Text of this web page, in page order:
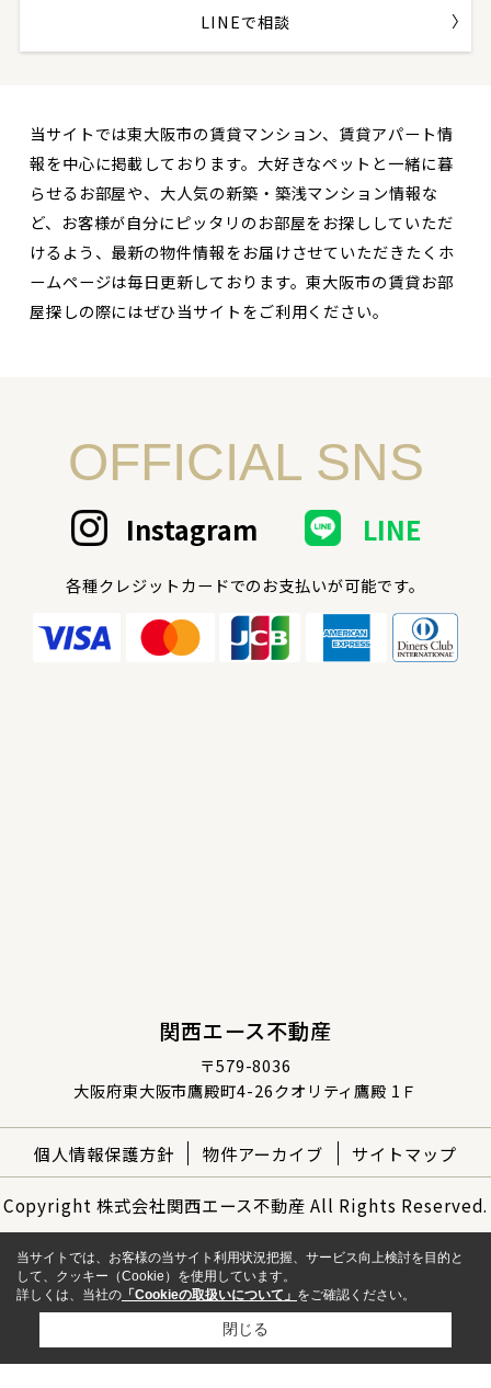
LINEで相談
当サイトでは東大阪市の賃貸マンション、賃貸アパート情
報を中心に掲載しております。大好きなペットと一緒に暮
らせるお部屋や、大人気の新築・築浅マンション情報な
ど、お客様が自分にピッタリのお部屋をお探ししていただ
けるよう、最新の物件情報をお届けさせていただきたくホ
ームページは毎日更新しております。東大阪市の賃貸お部
屋探しの際にはぜひ当サイトをご利用ください。
OFFICIAL SNS
Instagram LINE
各種クレジットカードでのお支払いが可能です。
関西エース不動産
〒579-8036
大阪府東大阪市鷹殿町4-26クオリティ鷹殿 1Ｆ
個人情報保護方針 物件アーカイブ サイトマップ
Copyright 株式会社関西エース不動産 All Rights Reserved.
当サイトでは、お客様の当サイト利用状況把握、サービス向上検討を目的と
して、クッキー（Cookie）を使用しています。
詳しくは、当社の 「Cookieの取扱いについて」 をご確認ください。
閉じる